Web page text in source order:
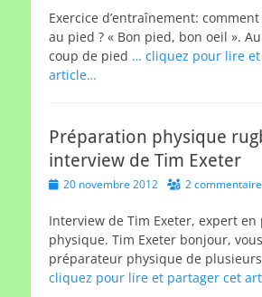
Exercice d’entraînement:
au pied ? « Bon pied, bon oeil ».
coup de pied … cliquez pour lire
article…
Préparation physique
interview de Tim Exeter
Posted
20 novembre 2012 2
Interview de Tim Exeter, expert
physique. Tim Exeter bonjour,
préparateur physique de
cliquez pour lire et partager cet